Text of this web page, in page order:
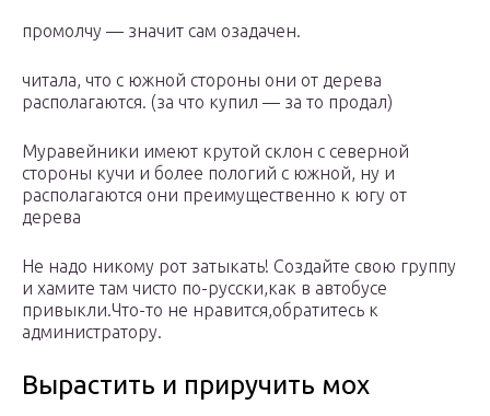
промолчу — значит сам озадачен.
читала, что с южной стороны они от дерева
располагаются. (за что купил — за то продал)
Муравейники имеют крутой склон с северной
стороны кучи и более пологий с южной, ну и
располагаются они преимущественно к югу от
дерева
Не надо никому рот затыкать! Создайте свою группу
и хамите там чисто по-русски,как в автобусе
привыкли.Что-то не нравится,обратитесь к
администратору.
Вырастить и приручить мох